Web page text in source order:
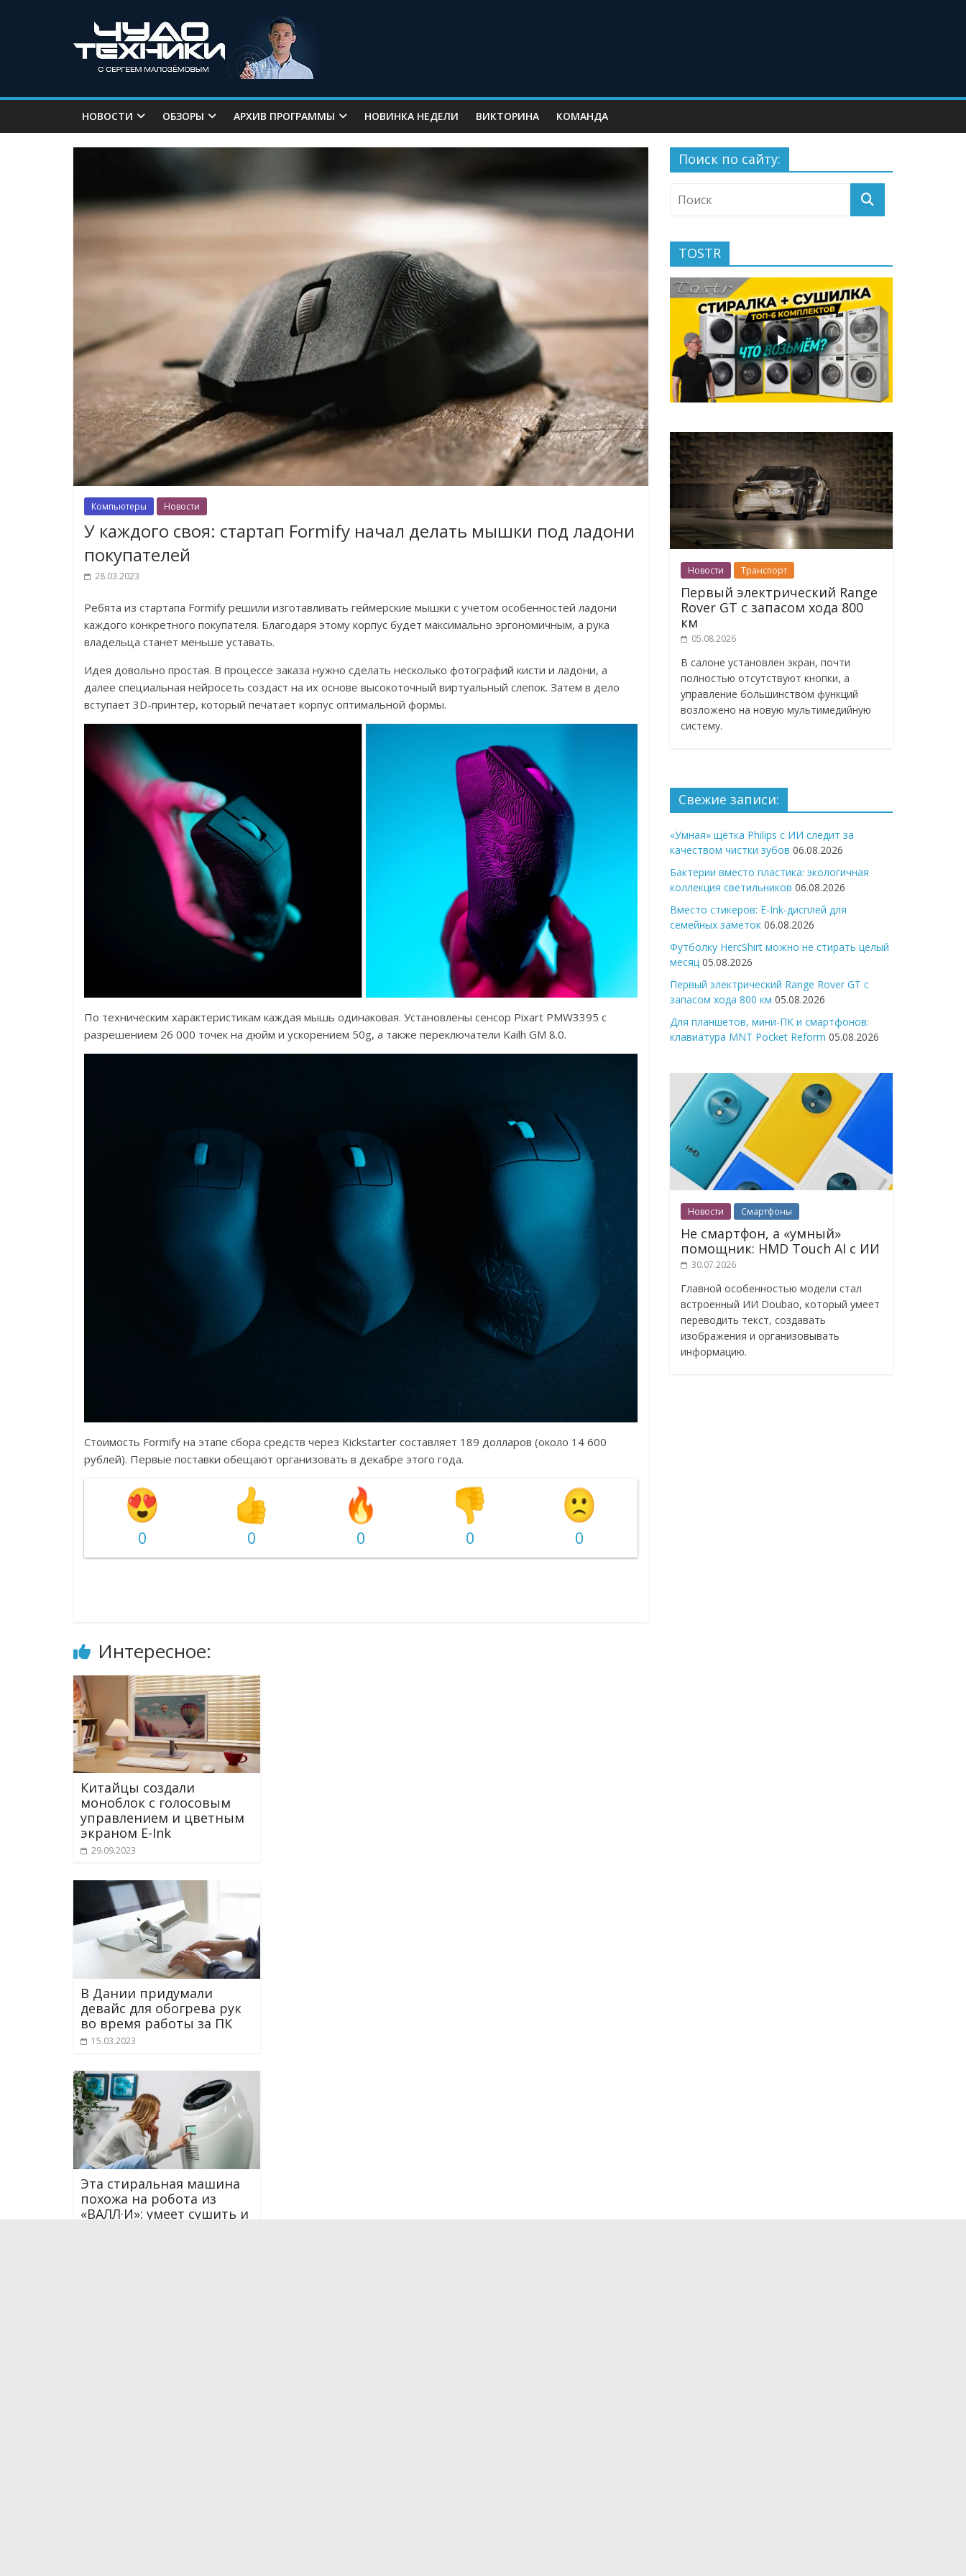
НОВОСТИ ОБЗОРЫ АРХИВ ПРОГРАММЫ НОВИНКА НЕДЕЛИ ВИКТОРИНА КОМАНДА
Компьютеры Новости
У каждого своя: стартап Formify начал делать мышки под ладони
покупателей
28.03.2023
Ребята из стартапа Formify решили изготавливать геймерские мышки с учетом особенностей ладони
каждого конкретного покупателя. Благодаря этому корпус будет максимально эргономичным, а рука
владельца станет меньше уставать.
Идея довольно простая. В процессе заказа нужно сделать несколько фотографий кисти и ладони, а
далее специальная нейросеть создаст на их основе высокоточный виртуальный слепок. Затем в дело
вступает 3D-принтер, который печатает корпус оптимальной формы.
По техническим характеристикам каждая мышь одинаковая. Установлены сенсор Pixart PMW3395 с
разрешением 26 000 точек на дюйм и ускорением 50g, а также переключатели Kailh GM 8.0.
Стоимость Formify на этапе сбора средств через Kickstarter составляет 189 долларов (около 14 600
рублей). Первые поставки обещают организовать в декабре этого года.
0 0 0 0 0
Интересное:
Китайцы создали
моноблок с голосовым
управлением и цветным
экраном E-Ink
29.09.2023
В Дании придумали
девайс для обогрева рук
во время работы за ПК
15.03.2023
Эта стиральная машина
похожа на робота из
«ВАЛЛ·И»: умеет сушить и
Поиск по сайту:
TOSTR
Новости Транспорт
Первый электрический Range
Rover GT с запасом хода 800
км
05.08.2026
В салоне установлен экран, почти
полностью отсутствуют кнопки, а
управление большинством функций
возложено на новую мультимедийную
систему.
Свежие записи:
«Умная» щётка Philips с ИИ следит за
качеством чистки зубов 06.08.2026
Бактерии вместо пластика: экологичная
коллекция светильников 06.08.2026
Вместо стикеров: E-Ink-дисплей для
семейных заметок 06.08.2026
Футболку HercShirt можно не стирать целый
месяц 05.08.2026
Первый электрический Range Rover GT с
запасом хода 800 км 05.08.2026
Для планшетов, мини-ПК и смартфонов:
клавиатура MNT Pocket Reform 05.08.2026
Новости Смартфоны
Не смартфон, а «умный»
помощник: HMD Touch AI с ИИ
30.07.2026
Главной особенностью модели стал
встроенный ИИ Doubao, который умеет
переводить текст, создавать
изображения и организовывать
информацию.